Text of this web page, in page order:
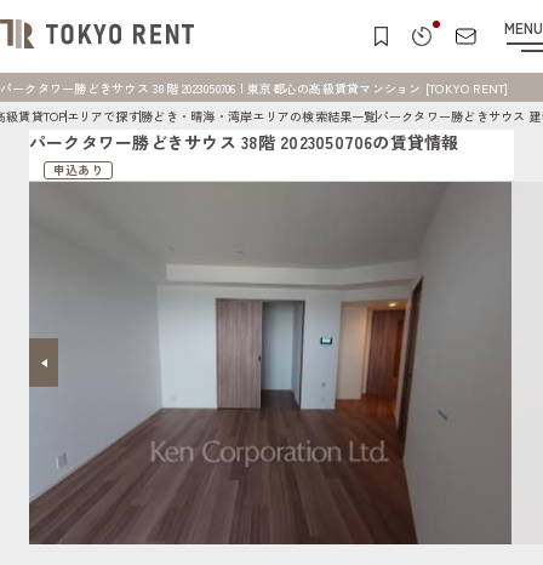
MENU
パークタワー勝どきサウス 38階 2023050706 | 東京都心の高級賃貸マンション [TOKYO RENT]
級賃貸TOPエリアで探す勝どき・晴海・湾岸エリアの検索結果一覧パークタワー勝どきサウス
パークタワー勝どきサウス 38階 2023050706の賃貸情報
申込あり